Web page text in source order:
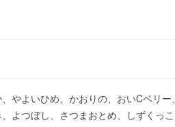
やよいひめ、かおりの、おいCベリー
よつぼし、さつまおとめ、しずくっ